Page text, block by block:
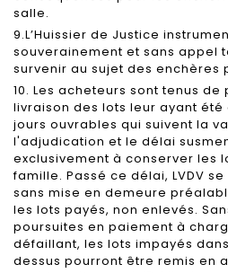
salle.
9.L’Huissier de Justice
souverainement et sans appel
survenir au sujet des enchères
10. Les acheteurs sont tenus
livraison des lots leur ayant été
jours ouvrables qui suivent la
l'adjudication et le délai
exclusivement à conserver les
famille. Passé ce délai, LVDV
sans mise en demeure
les lots payés, non enlevés.
poursuites en paiement à
défaillant, les lots impayés
dessus pourront être remis en